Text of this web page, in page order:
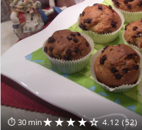
⏱ 30 min★★★★☆ 4.12 (52)